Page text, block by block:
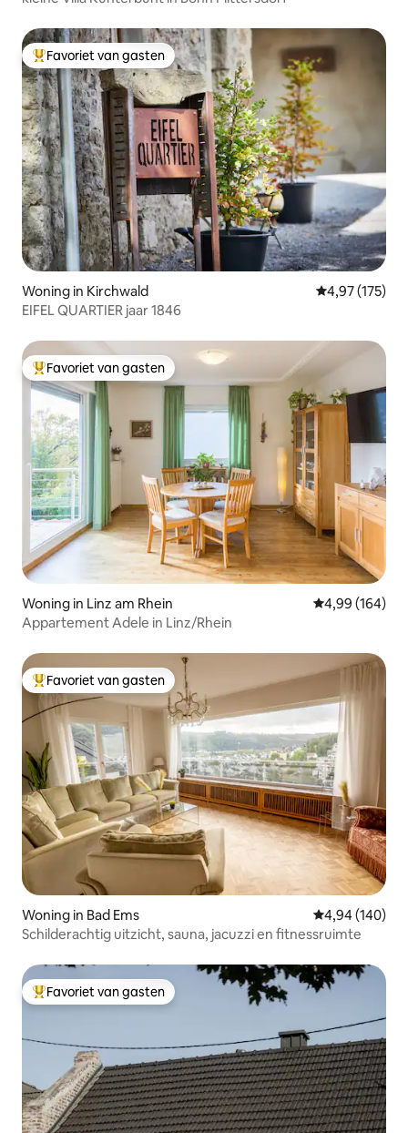
Topfavoriet van gasten
Favoriet van gasten
Woning in Kirchwald Gemiddelde
4,97 (175)
EIFEL QUARTIER jaar 1846
Topfavoriet van gasten
Favoriet van gasten
Woning in Linz am Rhein Gemiddelde
4,99 (164)
Appartement Adele in Linz/Rhein
Topfavoriet van gasten
Favoriet van gasten
Woning in Bad Ems Gemiddelde
4,94 (140)
Schilderachtig uitzicht, sauna, jacuzzi en fitnessruimte
Topfavoriet van gasten
Favoriet van gasten